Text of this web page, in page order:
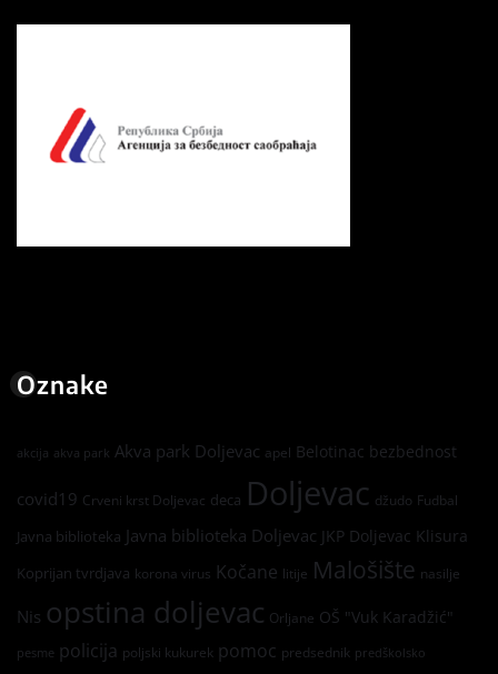
Oznake
akcija akva park Akva park Doljevac apel Belotinac bezbednost
covid19 Crveni krst Doljevac deca Doljevac džudo Fudbal
Javna biblioteka Javna biblioteka Doljevac JKP Doljevac Klisura
Koprijan tvrdjava korona virus Kočane litije Malošište nasilje
Nis opstina doljevac Orljane OŠ "Vuk Karadžić"
pesme policija poljski kukurek pomoc predsednik predškolsko